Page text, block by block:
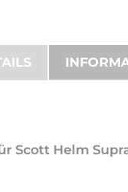
Scott Helm